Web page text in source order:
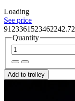
Loading
See price
9123361523462242.72
Quantity
Add to trolley